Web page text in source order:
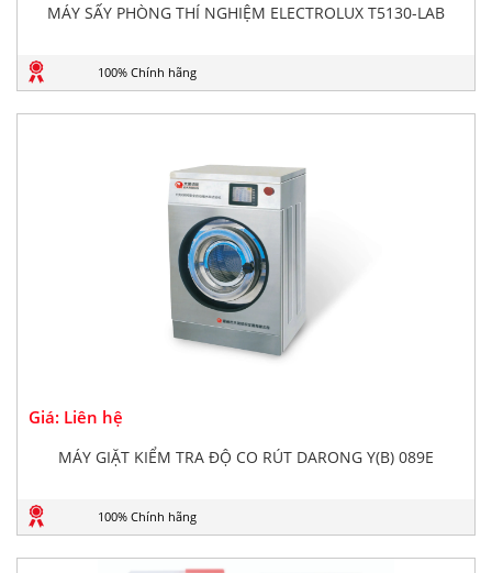
MÁY SẤY PHÒNG THÍ NGHIỆM ELECTROLUX T5130-LAB
100% Chính hãng
Giá: Liên hệ
MÁY GIẶT KIỂM TRA ĐỘ CO RÚT DARONG Y(B) 089E
100% Chính hãng